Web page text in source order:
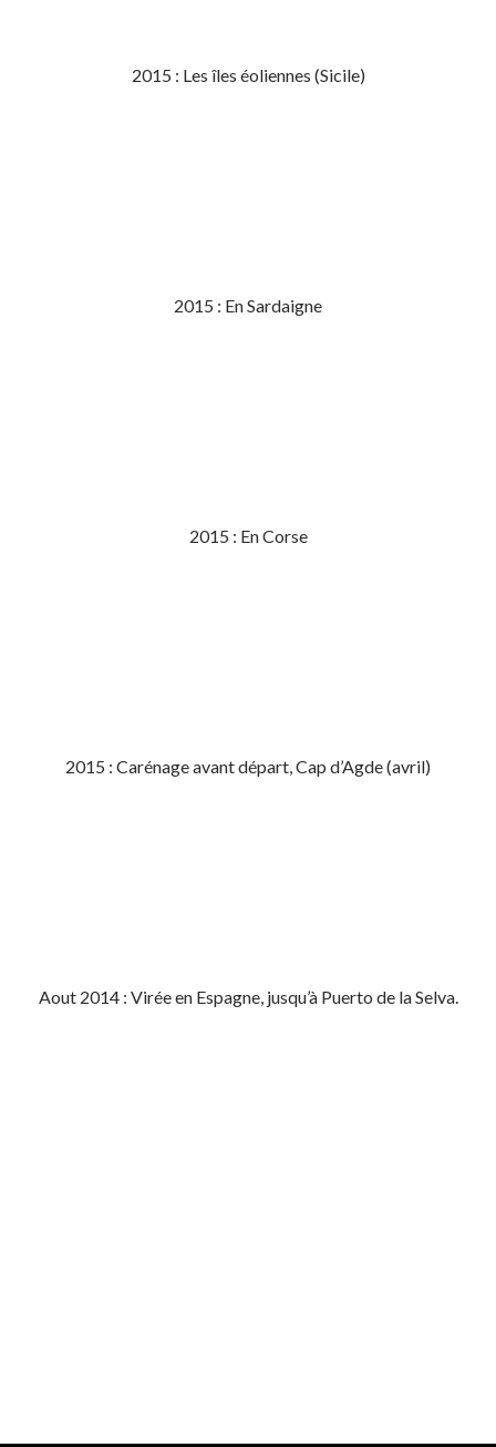
2015 : Les îles éoliennes (Sicile)
2015 : En Sardaigne
2015 : En Corse
2015 : Carénage avant départ, Cap d’Agde (avril)
Aout 2014 : Virée en Espagne, jusqu’à Puerto de la Selva.